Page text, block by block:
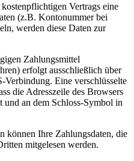
Vertrags eine
(z.B. Kontonummer bei
werden diese Daten zur
Zahlungsmittel
erfolgt ausschließlich über
Verbindung. Eine verschlüsselte
die Adresszeile des Browsers
an dem Schloss-Symbol in
können Ihre Zahlungsdaten, die
mitgelesen werden.